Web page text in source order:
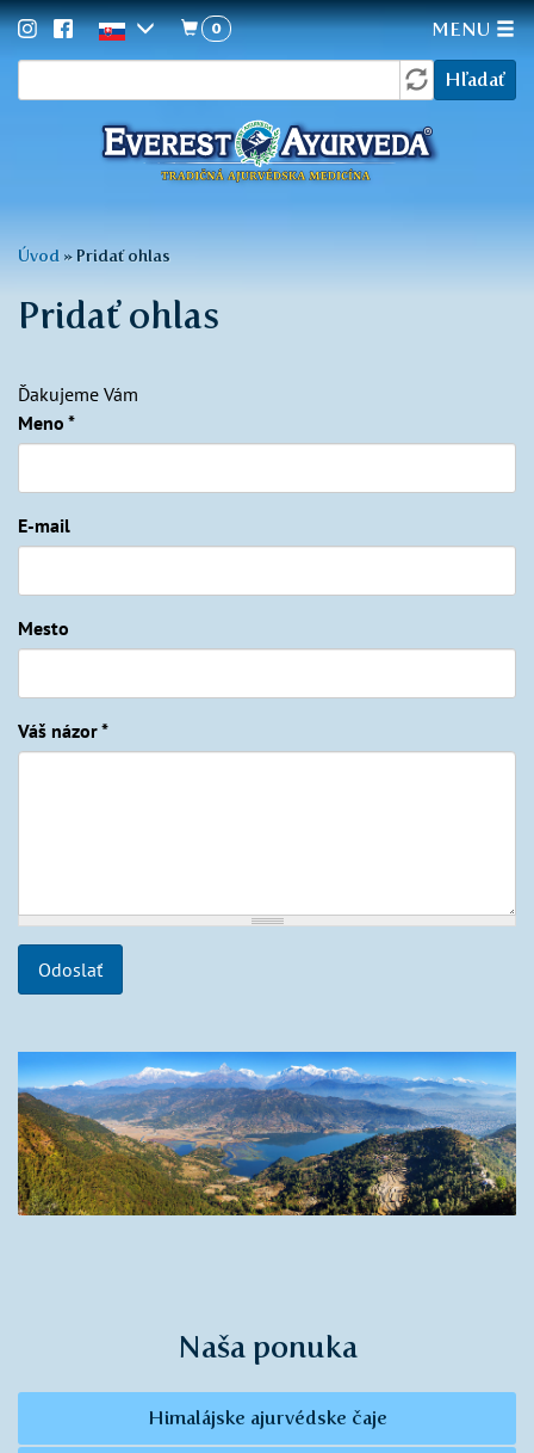
na
Hľadať
0 MENU
Nachádzate
sa
tu
Úvod » Pridať ohlas
Pridať ohlas
Ďakujeme Vám
Meno *
E-mail
Mesto
Váš názor*
Odoslať
Naša ponuka
Himalájske ajurvédske čaje